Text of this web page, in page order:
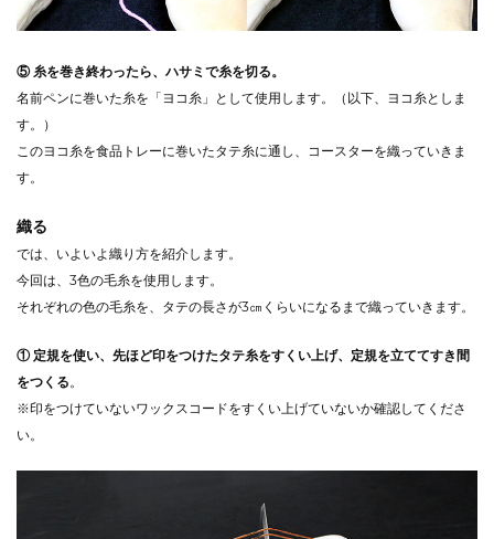
⑤ 糸を巻き終わったら、ハサミで糸を切る。
名前ペンに巻いた糸を「ヨコ糸」として使用します。（以下、ヨコ糸としま
す。）
このヨコ糸を食品トレーに巻いたタテ糸に通し、コースターを織っていきま
す。
織る
では、いよいよ織り方を紹介します。
今回は、3色の毛糸を使用します。
それぞれの色の毛糸を、タテの長さが3㎝くらいになるまで織っていきます。
① 定規を使い、先ほど印をつけたタテ糸をすくい上げ、定規を立ててすき間
をつくる 。
※印をつけていないワックスコードをすくい上げていないか確認してくださ
い。